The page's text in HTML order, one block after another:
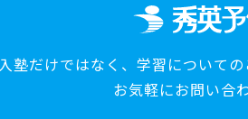
入塾だけではなく、 学習についての
お気軽にお問い合